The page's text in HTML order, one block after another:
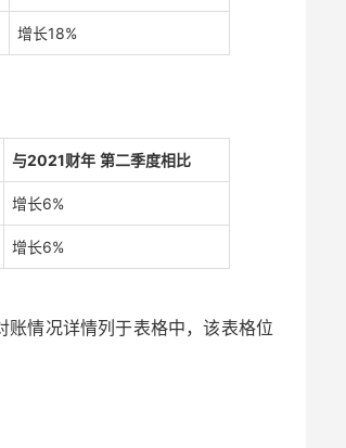
增长18%
与2021财年 第二季度相比
增长6%
增长6%
情况详情列于表格中，该表格位